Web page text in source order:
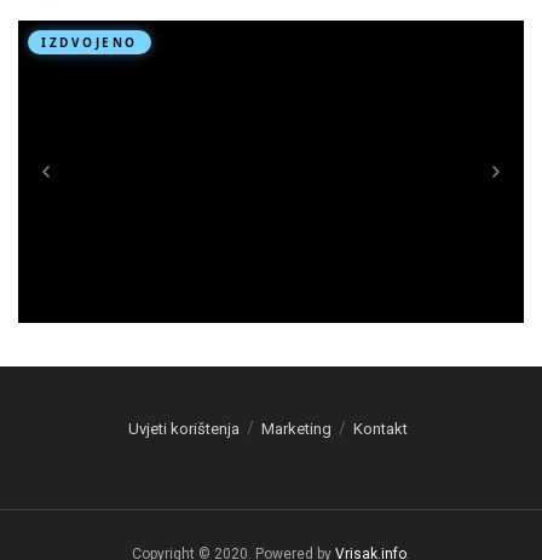
Uvjeti korištenja Marketing Kontakt
Copyright © 2020. Powered by Vrisak.info.